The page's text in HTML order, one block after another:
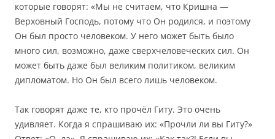
которые говорят: «Мы не считаем, что Кришна —
Верховный Господь, потому что Он родился, и поэтому
Он был просто человеком. У него может быть было
много сил, возможно, даже сверхчеловеческих сил. Он
может быть даже был великим политиком, великим
дипломатом. Но Он был всего лишь человеком.
Так говорят даже те, кто прочёл Гиту. Это очень
удивляет. Когда я спрашиваю их: «Прочли ли вы Гиту?»